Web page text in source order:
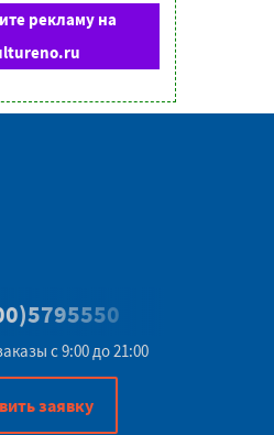
рекламу на
с 9:00 до 21:00
заявку